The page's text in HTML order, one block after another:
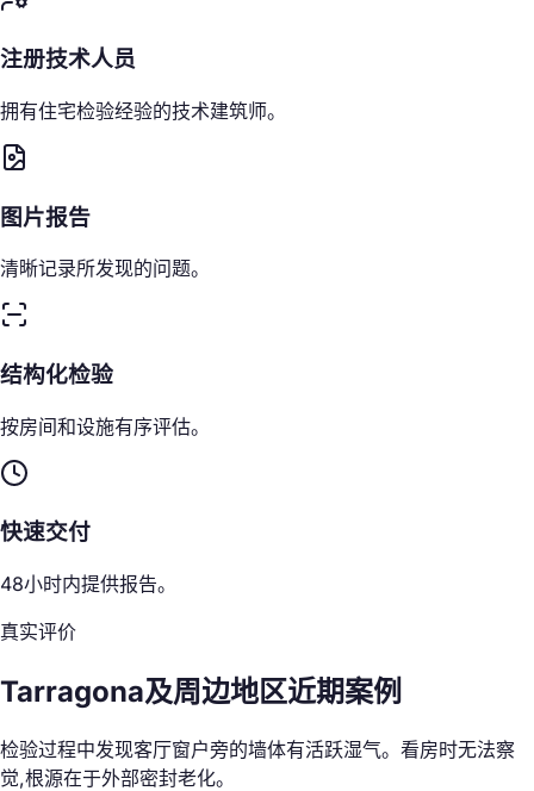
注册技术人员
拥有住宅检验经验的技术建筑师。
图片报告
清晰记录所发现的问题。
结构化检验
按房间和设施有序评估。
快速交付
48小时内提供报告。
真实评价
Tarragona及周边地区近期案例
检验过程中发现客厅窗户旁的墙体有活跃湿气。看房时无法察
觉,根源在于外部密封老化。